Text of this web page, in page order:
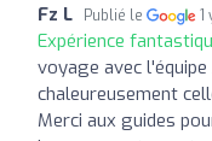
Fz L Publié le 1
Expérience
voyage avec
chaleureusement
Merci aux guides